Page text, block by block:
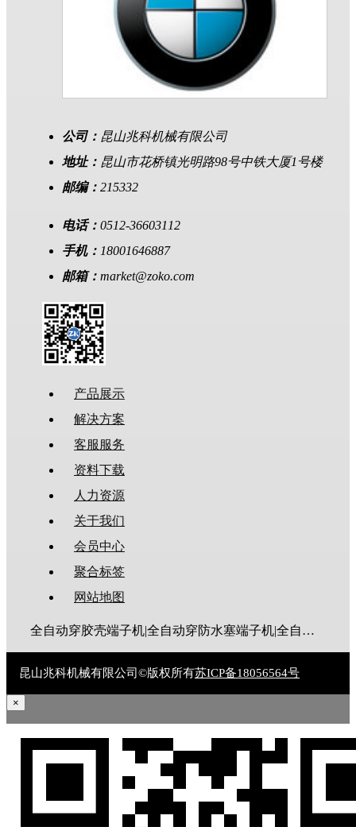
公司： 昆山兆科机械有限公司
地址： 昆山市花桥镇光明路98号中铁大厦1号楼
邮编： 215332
电话： 0512-36603112
手机： 18001646887
邮箱： market@zoko.com
产品展示
解决方案
客服服务
资料下载
人力资源
关于我们
会员中心
聚合标签
网站地图
全自动穿胶壳端子机|全自动穿防水塞端子机|全自动穿热缩管端子机|全自动穿护套端子机|全自动穿号码管端子机|全自动端子机|全自动穿防水栓端子机|端子压着机|端子压接机|静音端子机|多芯线端子机|护套线端子机|全自动排线端子机|新能源大平方压接机|电脑剥线机|自动剥线机|裁线机|剥线机
昆山兆科机械有限公司©版权所有苏ICP备18056564号
×